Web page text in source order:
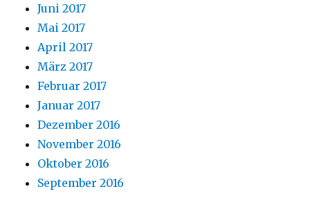
Juni 2017
Mai 2017
April 2017
März 2017
Februar 2017
Januar 2017
Dezember 2016
November 2016
Oktober 2016
September 2016